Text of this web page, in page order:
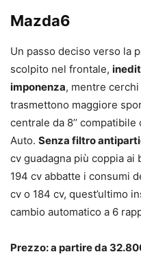
Mazda6
Un passo deciso verso la
scolpito nel frontale,
imponenza, mentre cerchi
trasmettono maggiore
centrale da 8’’
Auto. Senza filtro
cv guadagna più coppia
194 cv abbatte i consumi
cv o 184 cv, quest’ultimo
cambio automatico a 6
Prezzo: a partire da